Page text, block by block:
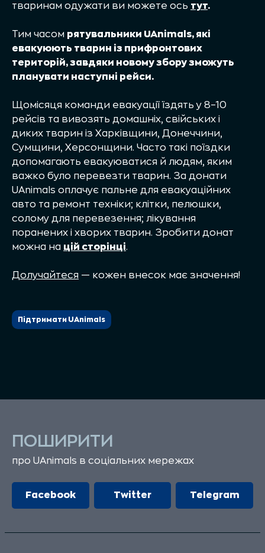
тваринам одужати ви можете ось тут.
Тим часом рятувальники UAnimals, які
евакуюють тварин із прифронтових
територій, завдяки новому збору зможуть
планувати наступні рейси.
Щомісяця команди евакуації їздять у 8–10
рейсів та вивозять домашніх, свійських і
диких тварин із Харківщини, Донеччини,
Сумщини, Херсонщини. Часто такі поїздки
допомагають евакуюватися й людям, яким
важко було перевезти тварин. За донати
UAnimals оплачує пальне для евакуаційних
авто та ремонт техніки; клітки, пелюшки,
солому для перевезення; лікування
поранених і хворих тварин. Зробити донат
можна на цій сторінці.
Долучайтеся — кожен внесок має значення!
Підтримати UAnimals
ПОШИРИТИ
про UAnimals в соціальних мережах
Facebook Twitter Telegram